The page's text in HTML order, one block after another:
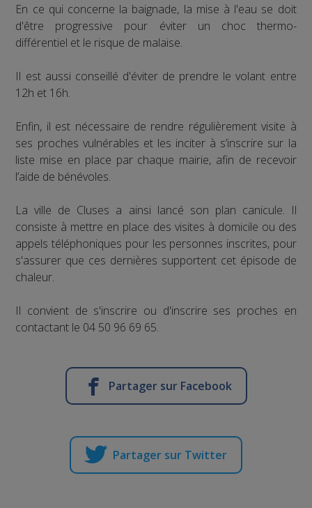
En ce qui concerne la baignade, la mise à l'eau se doit
d'être progressive pour éviter un choc thermo-
différentiel et le risque de malaise.
Il est aussi conseillé d'éviter de prendre le volant entre
12h et 16h.
Enfin, il est nécessaire de rendre régulièrement visite à
ses proches vulnérables et les inciter à s’inscrire sur la
liste mise en place par chaque mairie, afin de recevoir
l’aide de bénévoles.
La ville de Cluses a ainsi lancé son plan canicule. Il
consiste à mettre en place des visites à domicile ou des
appels téléphoniques pour les personnes inscrites, pour
s'assurer que ces dernières supportent cet épisode de
chaleur.
Il convient de s'inscrire ou d'inscrire ses proches en
contactant le 04 50 96 69 65.
Partager sur Facebook
Partager sur Twitter